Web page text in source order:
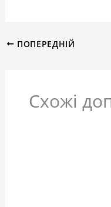
ПОПЕРЕДНІЙ
Схожі